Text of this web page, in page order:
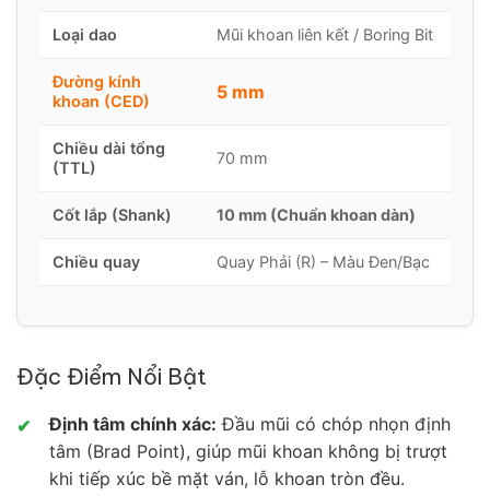
Loại dao Mũi khoan liên kết / Boring Bit
Đường kính
khoan (CED)
5 mm
Chiều dài tổng
(TTL)
70 mm
Cốt lắp (Shank) 10 mm (Chuẩn khoan dàn)
Chiều quay Quay Phải (R) – Màu Đen/Bạc
Đặc Điểm Nổi Bật
✔ Định tâm chính xác: Đầu mũi có chóp nhọn định
tâm (Brad Point), giúp mũi khoan không bị trượt
khi tiếp xúc bề mặt ván, lỗ khoan tròn đều.